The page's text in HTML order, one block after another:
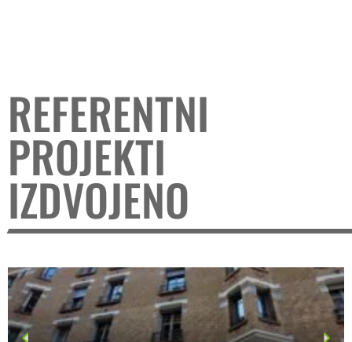
REFERENTNI
PROJEKTI
IZDVOJENO